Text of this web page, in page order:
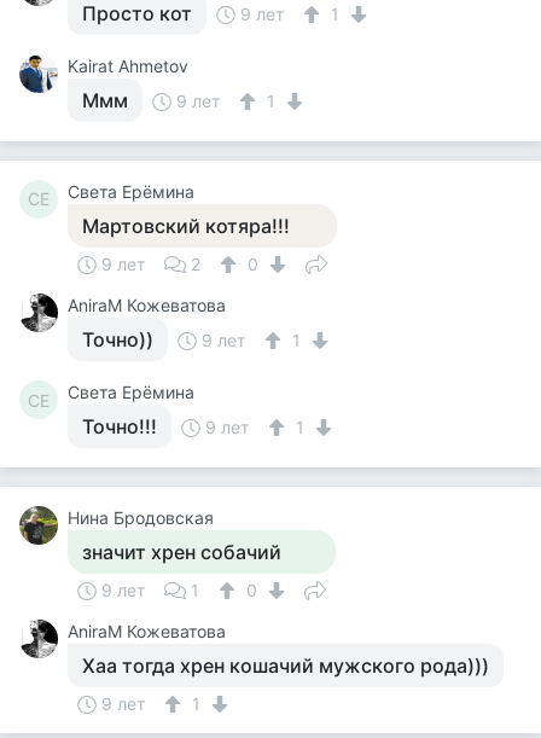
Просто кот 9 лет 1
Kairat Ahmetov
Ммм 9 лет 1
СЕ Света Ерёмина
Мартовский котяра!!!
9 лет 2
0
AniraM Кожеватова
Точно)) 9 лет 1
СЕ Света Ерёмина
Точно!!! 9 лет 1
Нина Бродовская
значит хрен собачий
9 лет 1
0
AniraM Кожеватова
Хаа тогда хрен кошачий мужского рода)))
9 лет 1